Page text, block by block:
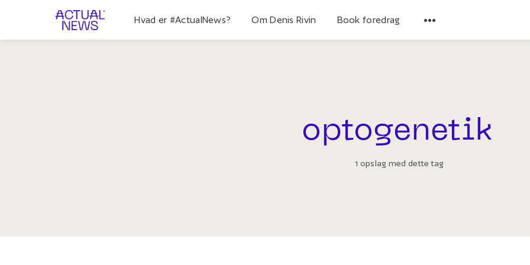
Hvad er #ActualNews? Om Denis Rivin Book foredrag
optogenetik
1 opslag med dette tag